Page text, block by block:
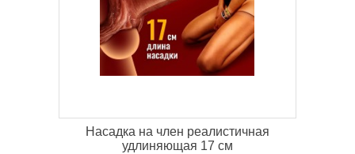
Насадка на член реалистичная
удлиняющая 17 см